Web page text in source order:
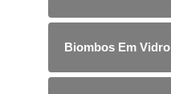
Biombos Em Vidro